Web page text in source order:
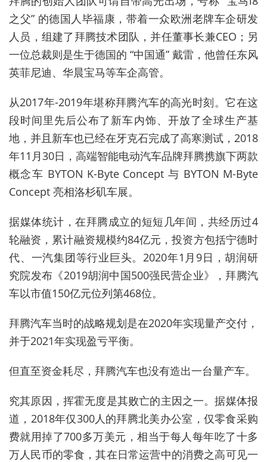
之父” 的德国人毕福康，带着一众欧洲老牌车企研发
人员，组建了拜腾技术团队，并任董事长兼CEO；另
一位总裁则是生于德国的 “中国通” 戴雷，他曾任东风
英菲尼迪、华晨宝马等车企高管。
从2017年-2019年堪称拜腾汽车的高光时刻。它在这
段时间里先后公布了新车内饰、开放了全球生产基
地，并且新车也已经在牙克石完成了高寒测试，2018
年11月30日，高端智能电动汽车品牌拜腾携旗下两款
概念车 BYTON K-Byte Concept 与 BYTON M-Byte
Concept 亮相洛杉矶车展。
据媒体统计，在拜腾成立的短短几年间，共经历过4
轮融资，累计融资规模约84亿元，投资方包括宁德时
代、一汽集团等行业巨头。2020年1月9日，胡润研
究院发布《2019胡润中国500强民营企业》，拜腾汽
车以市值150亿元位列第468位。
拜腾汽车当时的战略规划是在2020年实现量产交付，
并于2021年实现盈亏平衡。
但直至资金耗尽，拜腾汽车也没有造出一台量产车。
究其原因，挥霍无度是其败亡的主因之一。据媒体报
道，2018年仅300人的拜腾北美办公室，仅零食采购
费就用掉了700多万美元，相当于每人每年吃了十多
万人民币的零食，其在日常运营中的消费之高可见一